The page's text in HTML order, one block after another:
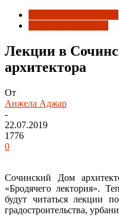
Лекции в
архитектора
От
Анжела Аджар
-
22.07.2019
1776
0
Сочинский Дом
«Бродячего лектория».
будут читаться лекции
градостроительства,